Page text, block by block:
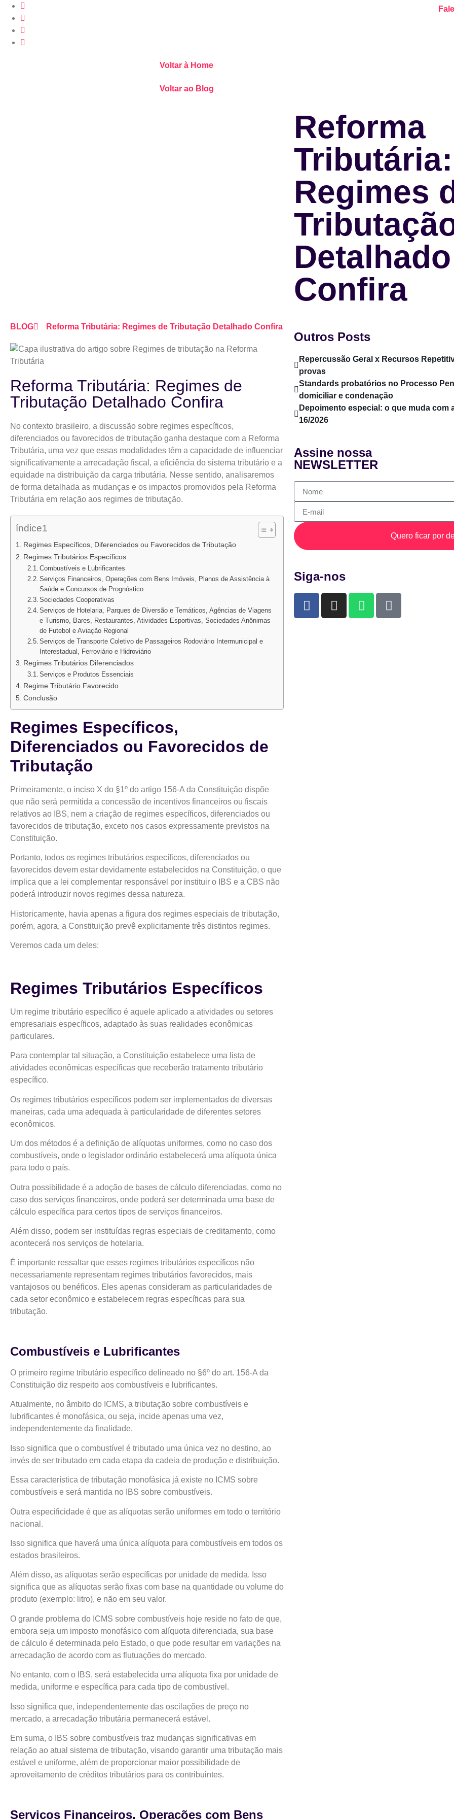
Voltar à Home
Voltar ao Blog
Reforma
Tributária:
Regimes
Detalhado
Confira
BLOG Reforma Tributária: Regimes de Tributação Detalhado Confira
Reforma Tributária: Regimes de
Tributação Detalhado Confira
No contexto brasileiro, a discussão sobre regimes específicos,
diferenciados ou favorecidos de tributação ganha destaque com a Reforma
Tributária, uma vez que essas modalidades têm a capacidade de influenciar
significativamente a arrecadação fiscal, a eficiência do sistema tributário e a
equidade na distribuição da carga tributária. Nesse sentido, analisaremos
de forma detalhada as mudanças e os impactos promovidos pela Reforma
Tributária em relação aos regimes de tributação.
índice1
Regimes Específicos, Diferenciados ou Favorecidos de Tributação
Regimes Tributários Específicos
Combustíveis e Lubrificantes
Serviços Financeiros, Operações com Bens Imóveis, Planos de Assistência à
Saúde e Concursos de Prognóstico
Sociedades Cooperativas
Serviços de Hotelaria, Parques de Diversão e Temáticos, Agências de Viagens
e Turismo, Bares, Restaurantes, Atividades Esportivas, Sociedades Anônimas
de Futebol e Aviação Regional
Serviços de Transporte Coletivo de Passageiros Rodoviário Intermunicipal e
Interestadual, Ferroviário e Hidroviário
Regimes Tributários Diferenciados
Serviços e Produtos Essenciais
Regime Tributário Favorecido
Conclusão
Regimes Específicos,
Diferenciados ou Favorecidos de
Tributação
Primeiramente, o inciso X do §1º do artigo 156-A da Constituição dispõe
que não será permitida a concessão de incentivos financeiros ou fiscais
relativos ao IBS, nem a criação de regimes específicos, diferenciados ou
favorecidos de tributação, exceto nos casos expressamente previstos na
Constituição.
Portanto, todos os regimes tributários específicos, diferenciados ou
favorecidos devem estar devidamente estabelecidos na Constituição, o que
implica que a lei complementar responsável por instituir o IBS e a CBS não
poderá introduzir novos regimes dessa natureza.
Historicamente, havia apenas a figura dos regimes especiais de tributação,
porém, agora, a Constituição prevê explicitamente três distintos regimes.
Veremos cada um deles:
Regimes Tributários Específicos
Um regime tributário específico é aquele aplicado a atividades ou setores
empresariais específicos, adaptado às suas realidades econômicas
particulares.
Para contemplar tal situação, a Constituição estabelece uma lista de
atividades econômicas específicas que receberão tratamento tributário
específico.
Os regimes tributários específicos podem ser implementados de diversas
maneiras, cada uma adequada à particularidade de diferentes setores
econômicos.
Um dos métodos é a definição de alíquotas uniformes, como no caso dos
combustíveis, onde o legislador ordinário estabelecerá uma alíquota única
para todo o país.
Outra possibilidade é a adoção de bases de cálculo diferenciadas, como no
caso dos serviços financeiros, onde poderá ser determinada uma base de
cálculo específica para certos tipos de serviços financeiros.
Além disso, podem ser instituídas regras especiais de creditamento, como
acontecerá nos serviços de hotelaria.
É importante ressaltar que esses regimes tributários específicos não
necessariamente representam regimes tributários favorecidos, mais
vantajosos ou benéficos. Eles apenas consideram as particularidades de
cada setor econômico e estabelecem regras específicas para sua
tributação.
Combustíveis e Lubrificantes
O primeiro regime tributário específico delineado no §6º do art. 156-A da
Constituição diz respeito aos combustíveis e lubrificantes.
Atualmente, no âmbito do ICMS, a tributação sobre combustíveis e
lubrificantes é monofásica, ou seja, incide apenas uma vez,
independentemente da finalidade.
Isso significa que o combustível é tributado uma única vez no destino, ao
invés de ser tributado em cada etapa da cadeia de produção e distribuição.
Essa característica de tributação monofásica já existe no ICMS sobre
combustíveis e será mantida no IBS sobre combustíveis.
Outra especificidade é que as alíquotas serão uniformes em todo o território
nacional.
Isso significa que haverá uma única alíquota para combustíveis em todos os
estados brasileiros.
Além disso, as alíquotas serão específicas por unidade de medida. Isso
significa que as alíquotas serão fixas com base na quantidade ou volume do
produto (exemplo: litro), e não em seu valor.
O grande problema do ICMS sobre combustíveis hoje reside no fato de que,
embora seja um imposto monofásico com alíquota diferenciada, sua base
de cálculo é determinada pelo Estado, o que pode resultar em variações na
arrecadação de acordo com as flutuações do mercado.
No entanto, com o IBS, será estabelecida uma alíquota fixa por unidade de
medida, uniforme e específica para cada tipo de combustível.
Isso significa que, independentemente das oscilações de preço no
mercado, a arrecadação tributária permanecerá estável.
Em suma, o IBS sobre combustíveis traz mudanças significativas em
relação ao atual sistema de tributação, visando garantir uma tributação mais
estável e uniforme, além de proporcionar maior possibilidade de
aproveitamento de créditos tributários para os contribuintes.
Serviços Financeiros, Operações com Bens
Outros Posts
Repercussão Geral x Recursos
provas
Standards probatórios no Processo
domiciliar e condenação
Depoimento especial: o que muda com
16/2026
Assine nossa
NEWSLETTER
Quero ficar por
Siga-nos